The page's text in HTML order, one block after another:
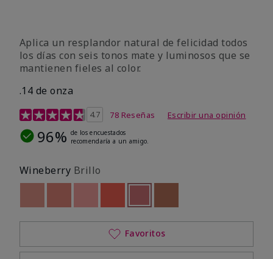
Aplica un resplandor natural de felicidad todos
los días con seis tonos mate y luminosos que se
mantienen fieles al color.
.14 de onza
Calificación de clientes de 4,3 de 5
4.7 78 Reseñas Escribir una opinión
96% de los encuestados
recomendaría a un amigo.
Wineberry Brillo
Out of stockOut of stockseleccionado
Out of stock
Favoritos